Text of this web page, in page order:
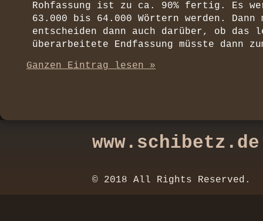
Rohfassung ist zu ca. 90% fertig. Es
63.000 bis 64.000 Wörtern werden.
entscheiden dann auch darüber, ob
überarbeitete Endfassung müsste dann
Ganzen Eintrag lesen »
www.schibetz.de
© 2018 All Rights Reserved.